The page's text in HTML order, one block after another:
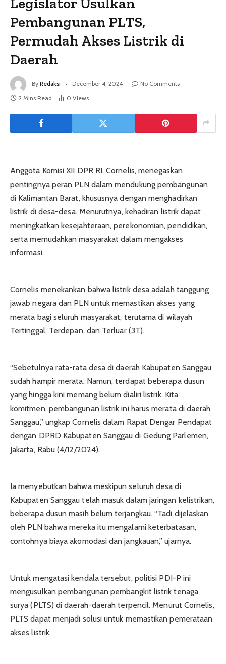
Pembangunan PLTS,
Permudah Akses Listrik di
Daerah
By Redaksi December 4, 2024
No Comments
2 Mins Read
0 Views
Anggota Komisi XII DPR RI, Cornelis, menegaskan
pentingnya peran PLN dalam mendukung pembangunan
di Kalimantan Barat, khususnya dengan menghadirkan
listrik di desa-desa. Menurutnya, kehadiran listrik dapat
meningkatkan kesejahteraan, perekonomian, pendidikan,
serta memudahkan masyarakat dalam mengakses
informasi.
Cornelis menekankan bahwa listrik desa adalah tanggung
jawab negara dan PLN untuk memastikan akses yang
merata bagi seluruh masyarakat, terutama di wilayah
Tertinggal, Terdepan, dan Terluar (3T).
“Sebetulnya rata-rata desa di daerah Kabupaten Sanggau
sudah hampir merata. Namun, terdapat beberapa dusun
yang hingga kini memang belum dialiri listrik. Kita
komitmen, pembangunan listrik ini harus merata di daerah
Sanggau,” ungkap Cornelis dalam Rapat Dengar Pendapat
dengan DPRD Kabupaten Sanggau di Gedung Parlemen,
Jakarta, Rabu (4/12/2024).
Ia menyebutkan bahwa meskipun seluruh desa di
Kabupaten Sanggau telah masuk dalam jaringan kelistrikan,
beberapa dusun masih belum terjangkau. “Tadi dijelaskan
oleh PLN bahwa mereka itu mengalami keterbatasan,
contohnya biaya akomodasi dan jangkauan,” ujarnya.
Untuk mengatasi kendala tersebut, politisi PDI-P ini
mengusulkan pembangunan pembangkit listrik tenaga
surya (PLTS) di daerah-daerah terpencil. Menurut Cornelis,
PLTS dapat menjadi solusi untuk memastikan pemerataan
akses listrik.